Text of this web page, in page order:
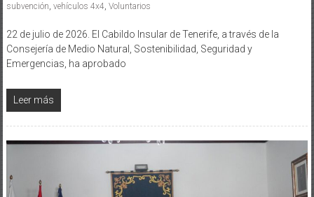
subvención, vehículos 4x4, Voluntarios
22 de julio de 2026. El Cabildo Insular de Tenerife, a través de la
Consejería de Medio Natural, Sostenibilidad, Seguridad y
Emergencias, ha aprobado
Leer más